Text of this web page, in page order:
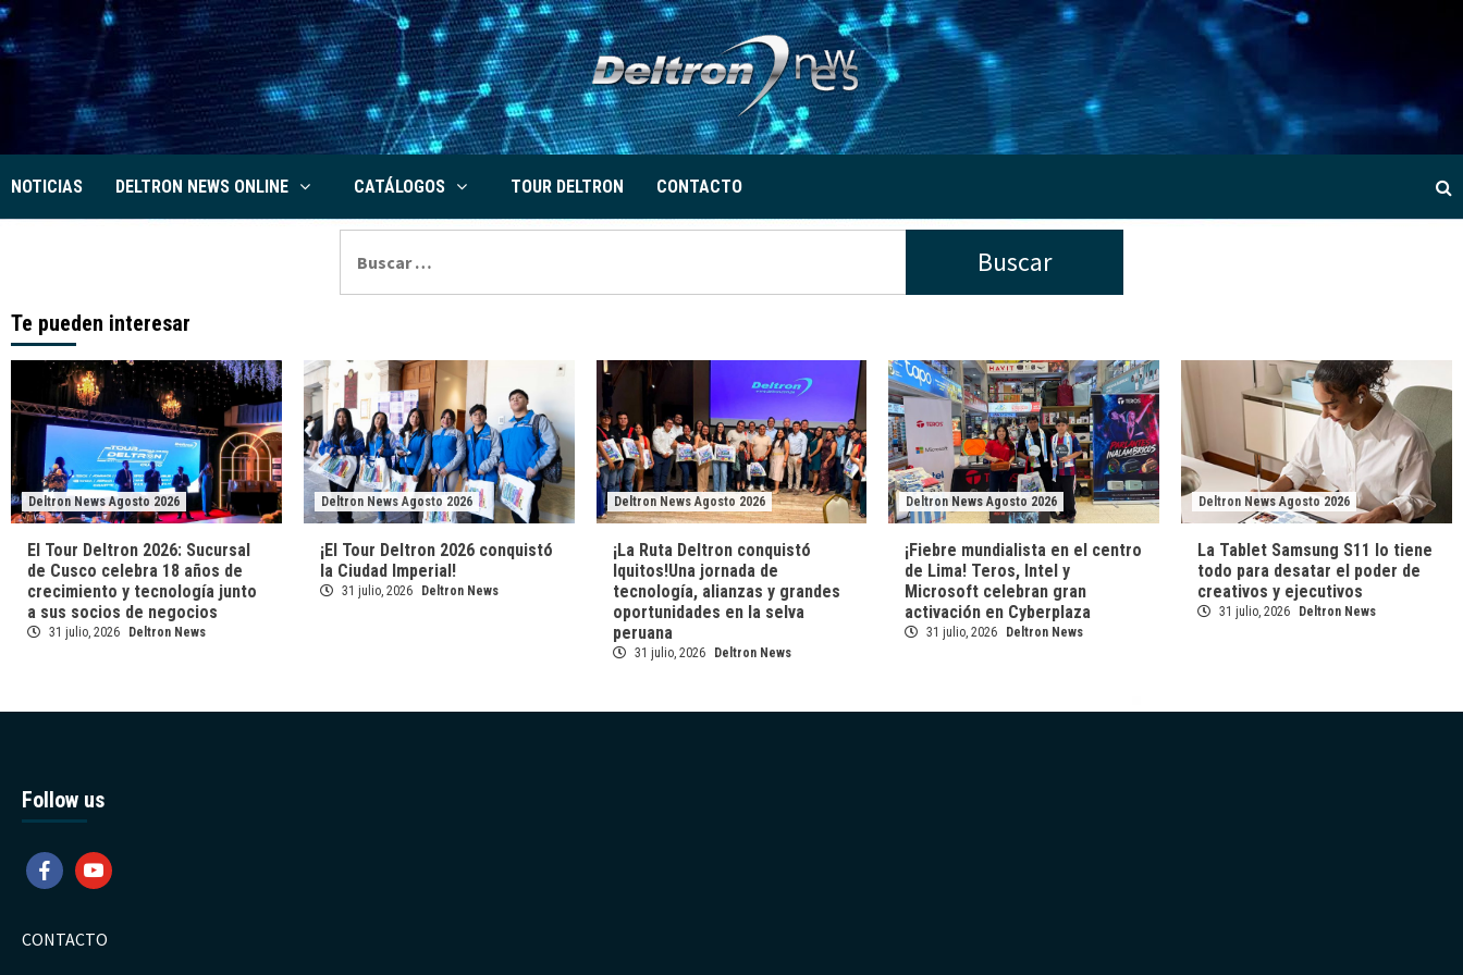
Saltar
al
contenido
NOTICIAS DELTRON NEWS ONLINE CATÁLOGOS TOUR DELTRON CONTACTO
Te pueden interesar
Deltron News Agosto 2026
El Tour Deltron 2026: Sucursal
de Cusco celebra 18 años de
crecimiento y tecnología junto
a sus socios de negocios
31 julio, 2026 Deltron News
Deltron News Agosto 2026
¡El Tour Deltron 2026 conquistó
la Ciudad Imperial!
31 julio, 2026 Deltron News
Deltron News Agosto 2026
¡La Ruta Deltron conquistó
Iquitos!Una jornada de
tecnología, alianzas y grandes
oportunidades en la selva
peruana
31 julio, 2026 Deltron News
Deltron News Agosto 2026
¡Fiebre mundialista en el centro
de Lima! Teros, Intel y
Microsoft celebran gran
activación en Cyberplaza
31 julio, 2026 Deltron News
Deltron News Agosto 2026
La Tablet Samsung S11 lo tiene
todo para desatar el poder de
creativos y ejecutivos
31 julio, 2026 Deltron News
Follow us
facebookyoutube
CONTACTO